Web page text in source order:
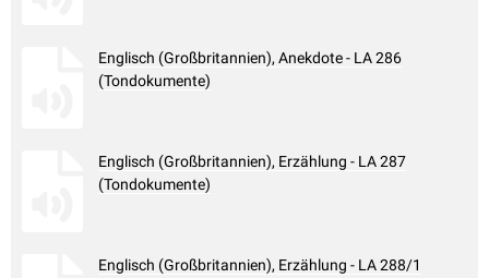
Englisch (Großbritannien), Anekdote - LA 286
(Tondokumente)
Englisch (Großbritannien), Erzählung - LA 287
(Tondokumente)
Englisch (Großbritannien), Erzählung - LA 288/1